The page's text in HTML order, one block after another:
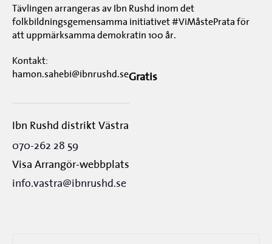
Tävlingen arrangeras av Ibn Rushd inom det
folkbildningsgemensamma initiativet#ViMåstePrata för
att uppmärksamma demokratin 100 år.
Kontakt:
hamon.sahebi@ibnrushd.seGratis
Ibn Rushd distrikt Västra
070-262 28 59
Visa Arrangör-webbplats
info.vastra@ibnrushd.se